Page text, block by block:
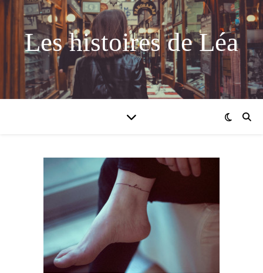
Les histoires de Léa